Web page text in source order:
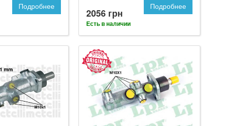
Подробнее
2056 грн
Есть в наличии
Подробнее